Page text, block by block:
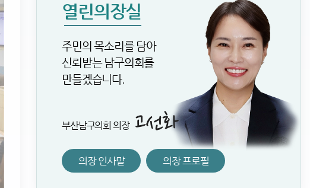
열린의장실
주민의 목소리를 담아
신뢰받는 남구의회를
만들겠습니다.
부산남구의회 의장
의장 인사말 의장 프로필